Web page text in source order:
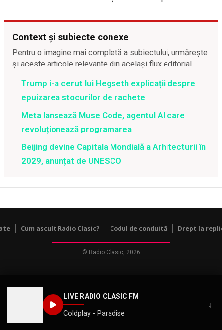
LIVE RADIO CLASIC FM
Coldplay - Paradise
↓
Context și subiecte conexe
Pentru o imagine mai completă a subiectului, urmărește
și aceste articole relevante din același flux editorial.
Trump i-a cerut lui Hegseth explicații despre
epuizarea stocurilor de rachete
Meta lansează Muse Code, agentul AI care
revoluționează programarea
Beijing devine Capitala Mondială a Arhitecturii în
2029, anunțat de UNESCO
Cum ascult Radio Clasic? Codul de conduită Drept la
© Radio Clasic, 2026